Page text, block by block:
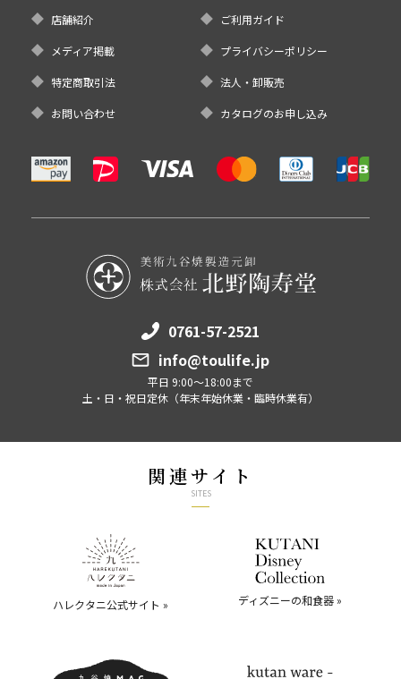
店舗紹介 ご利用ガイド
メディア掲載 プライバシーポリシー
特定商取引法 法人・卸販売
お問い合わせ カタログのお申し込み
0761-57-2521
info@toulife.jp
平日 9:00～18:00まで
土・日・祝日定休（年末年始休業・臨時休業有）
関連サイト
SITES
ハレクタニ公式サイト » ディズニーの和食器 »